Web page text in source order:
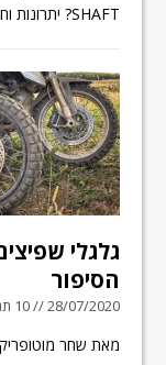
SHAFT? יתרונות וחסרונות של כל
גלגלי
הסיפור
28/07/2020 // 10 תגובות
מאת שחר